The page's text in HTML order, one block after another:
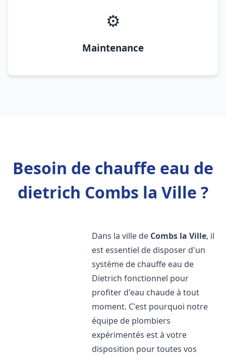
⚙️
Maintenance
Besoin de chauffe eau de
dietrich Combs la Ville ?
Dans la ville de Combs la Ville, il
est essentiel de disposer d'un
système de chauffe eau de
Dietrich fonctionnel pour
profiter d'eau chaude à tout
moment. C'est pourquoi notre
équipe de plombiers
expérimentés est à votre
disposition pour toutes vos